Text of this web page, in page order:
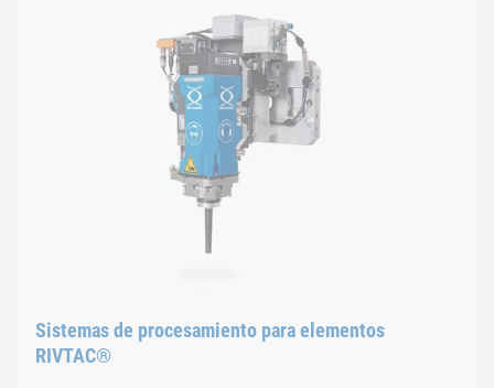
Sistemas de procesamiento para elementos
RIVTAC®